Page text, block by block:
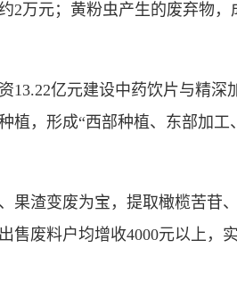
2万元；黄粉虫产生的废弃物
亿元建设中药饮片与精深
植，形成“西部种植、东部加工
渣变废为宝，提取橄榄苦苷
废料户均增收4000元以上，